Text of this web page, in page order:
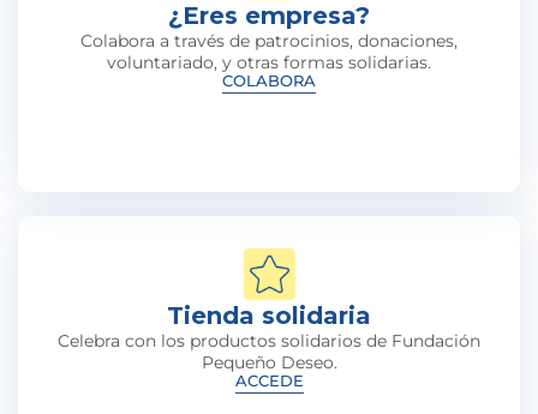
Tienda solidaria
Celebra con los productos solidarios de Fundación
Pequeño Deseo.
ACCEDE
¿Eres empresa?
Colabora a través de patrocinios, donaciones,
voluntariado, y otras formas solidarias.
COLABORA